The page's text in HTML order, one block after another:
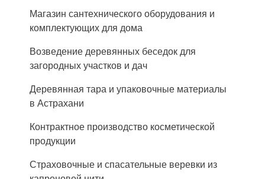
Магазин сантехнического оборудования и
комплектующих для дома
Возведение деревянных беседок для
загородных участков и дач
Деревянная тара и упаковочные материалы
в Астрахани
Контрактное производство косметической
продукции
Страховочные и спасательные веревки из